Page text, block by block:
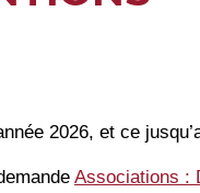
2026, et ce
Associations :